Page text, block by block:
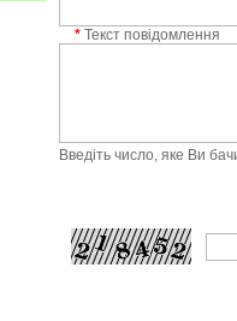
* Текст повідомлення
Введіть число, яке Ви